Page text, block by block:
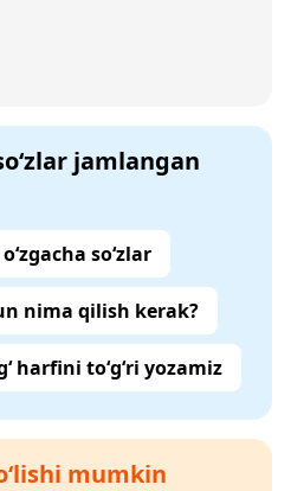
jamlangan
so‘zlar
nima qilish kerak?
harfini to‘g‘ri yozamiz
mumkin